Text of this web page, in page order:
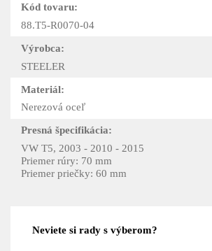
Kód tovaru:
88.T5-R0070-04
Výrobca:
STEELER
Materiál:
Nerezová oceľ
Presná špecifikácia:
VW T5, 2003 - 2010 - 2015
Priemer rúry: 70 mm
Priemer priečky: 60 mm
Neviete si rady s výberom?